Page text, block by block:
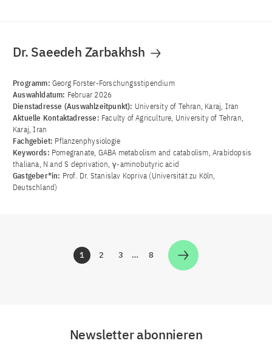
Dr. Saeedeh Zarbakhsh
Programm: Georg Forster-Forschungsstipendium
Auswahldatum: Februar 2026
Dienstadresse (Auswahlzeitpunkt): University of Tehran, Karaj, Iran
Aktuelle Kontaktadresse: Faculty of Agriculture, University of Tehran,
Karaj, Iran
Fachgebiet: Pflanzenphysiologie
Keywords: Pomegranate, GABA metabolism and catabolism, Arabidopsis
thaliana, N and S deprivation, γ-aminobutyric acid
Gastgeber*in: Prof. Dr. Stanislav Kopriva (Universität zu Köln,
Deutschland)
Zur Seite
1 Zur Seite
2 Zur Seite
3 … Zur Seite
8
Newsletter abonnieren